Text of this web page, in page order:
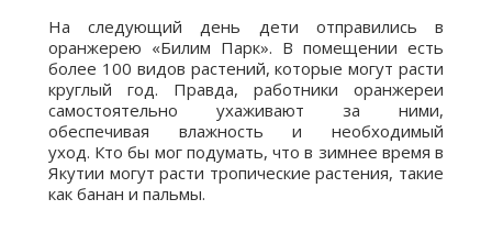
На следующий день дети отправились в
оранжерею «Билим Парк». В помещении есть
более 100 видов растений, которые могут расти
круглый год. Правда, работники оранжереи
самостоятельно ухаживают за ними,
обеспечивая влажность и необходимый
уход. Кто бы мог подумать, что в зимнее время в
Якутии могут расти тропические растения, такие
как банан и пальмы.